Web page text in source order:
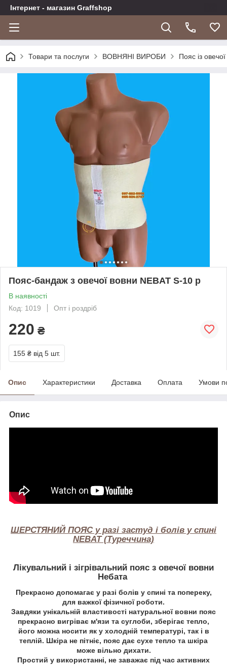
Інтернет - магазин Graffshop
Товари та послуги ВОВНЯНІ ВИРОБИ Пояс із
Пояс-бандаж з овечої вовни NEBAT S-10 р
В наявності
Код: 1019
Опт і роздріб
220 ₴
155 ₴ від 5 шт.
Опис Характеристики Доставка Оплата Умови
Опис
ШЕРСТЯНИЙ ПОЯС у разі застуд і болів у спині
NEBAT (Туреччина)
Лікувальний і зігрівальний пояс з овечої вовни
Небата
Прекрасно допомагає у разі болів у спині та попереку,
для важкої фізичної роботи.
Завдяки унікальній властивості натуральної вовни пояс
прекрасно вигріває м'язи та суглоби, зберігає тепло,
його можна носити як у холодній температурі, так і в
теплій. Шкіра не пітніє, пояс дає сухе тепло та шкіра
може вільно дихати.
Простий у використанні, не заважає під час активних